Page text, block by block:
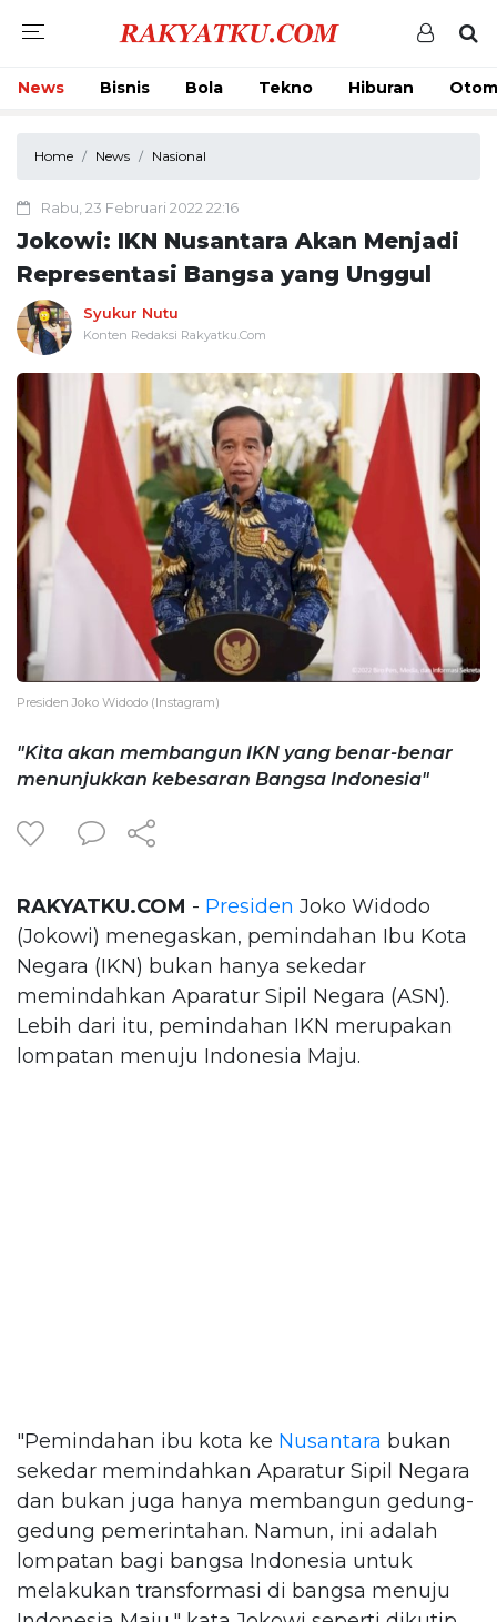
News Bisnis Bola Tekno Hiburan
Home News Nasional
Rabu, 23 Februari 2022 22:16
Jokowi: IKN Nusantara Akan Menjadi
Representasi Bangsa yang Unggul
Syukur Nutu
Konten Redaksi Rakyatku.Com
Presiden Joko Widodo (Instagram)
"Kita akan membangun IKN yang benar-benar
menunjukkan kebesaran Bangsa Indonesia"
RAKYATKU.COM - Presiden Joko Widodo
(Jokowi) menegaskan, pemindahan Ibu Kota
Negara (IKN) bukan hanya sekedar
memindahkan Aparatur Sipil Negara (ASN).
Lebih dari itu, pemindahan IKN merupakan
lompatan menuju Indonesia Maju.
"Pemindahan ibu kota ke Nusantara bukan
sekedar memindahkan Aparatur Sipil Negara
dan bukan juga hanya membangun gedung-
gedung pemerintahan. Namun, ini adalah
lompatan bagi bangsa Indonesia untuk
melakukan transformasi di bangsa menuju